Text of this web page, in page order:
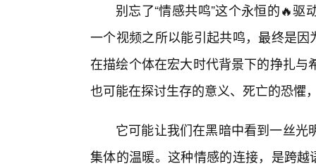
别忘了“情感共鸣”这个永恒的🔥
一个视频之所以能引起共鸣，最终是
在描绘个体在宏大时代背景下的挣扎
也可能在探讨生存的意义、死亡的恐懼
它可能让我们在黑暗中看到一丝
集体的温暖。这种情感的连接，是跨